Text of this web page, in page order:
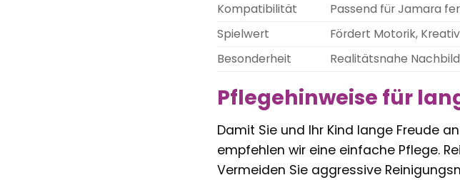
Kompatibilität
Passend für Jamara
Spielwert
Fördert Motorik,
Besonderheit
Realitätsnahe
Pflegehinweise für
Damit Sie und Ihr Kind lange Freude
empfehlen wir eine einfache Pflege.
Vermeiden Sie aggressive